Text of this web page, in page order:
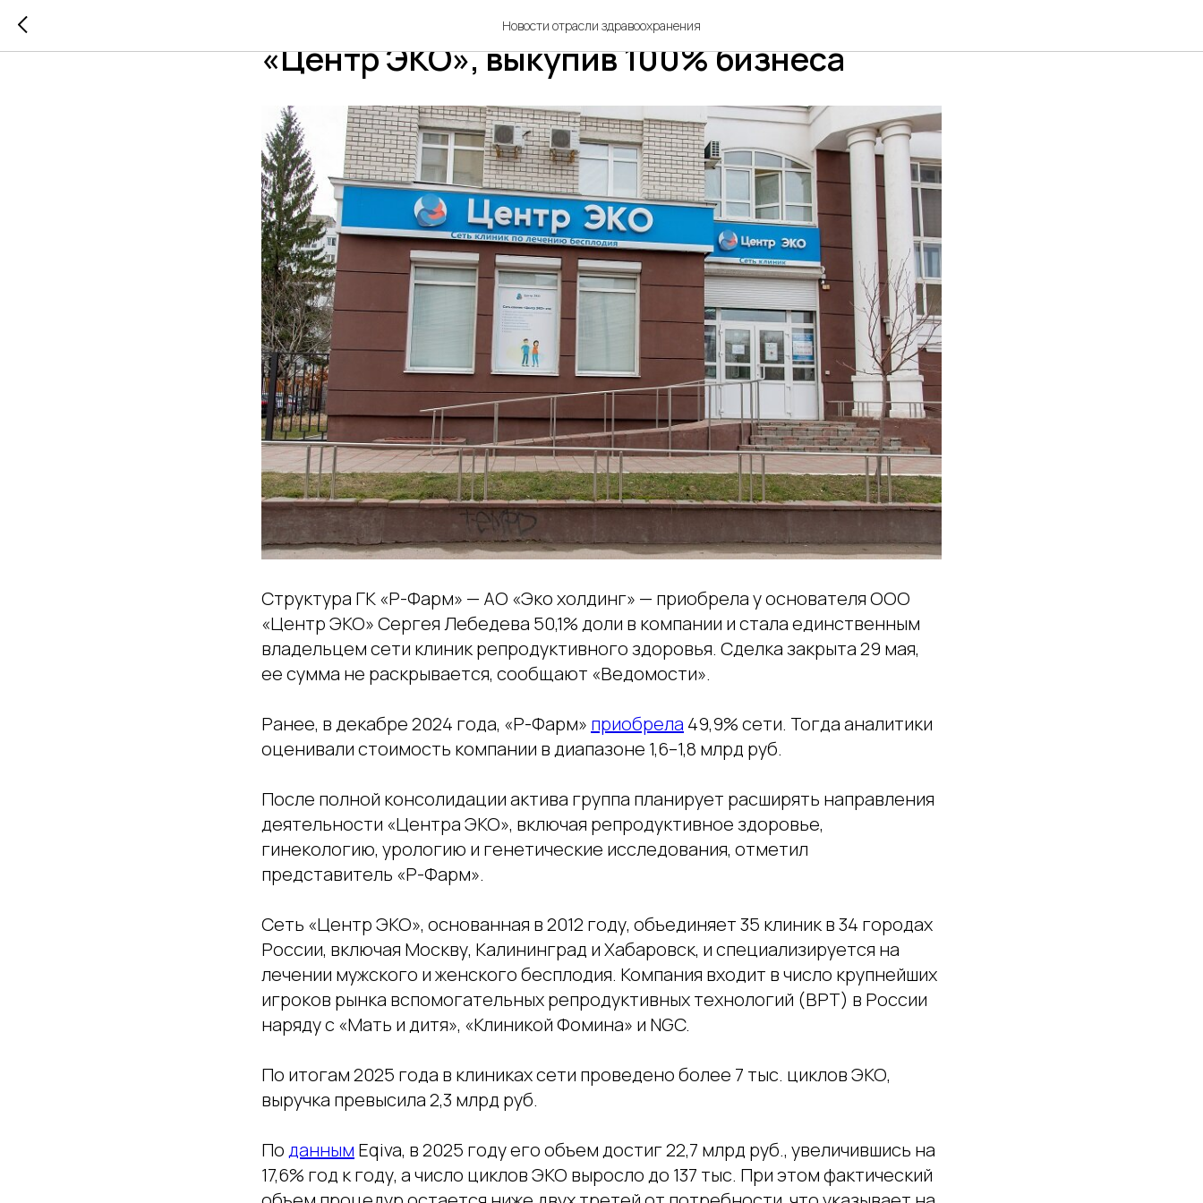
Новости отрасли здравоохранения
ГК «Р-Фарм» консолидировала сеть
«Центр ЭКО», выкупив 100% бизнеса
Структура ГК «Р-Фарм» — АО «Эко холдинг» — приобрела у основателя ООО
«Центр ЭКО» Сергея Лебедева 50,1% доли в компании и стала единственным
владельцем сети клиник репродуктивного здоровья. Сделка закрыта 29 мая,
ее сумма не раскрывается, сообщают «Ведомости».
Ранее, в декабре 2024 года, «Р-Фарм» приобрела 49,9% сети. Тогда аналитики
оценивали стоимость компании в диапазоне 1,6–1,8 млрд руб.
После полной консолидации актива группа планирует расширять направления
деятельности «Центра ЭКО», включая репродуктивное здоровье,
гинекологию, урологию и генетические исследования, отметил
представитель «Р-Фарм».
Сеть «Центр ЭКО», основанная в 2012 году, объединяет 35 клиник в 34 городах
России, включая Москву, Калининград и Хабаровск, и специализируется на
лечении мужского и женского бесплодия. Компания входит в число крупнейших
игроков рынка вспомогательных репродуктивных технологий (ВРТ) в России
наряду с «Мать и дитя», «Клиникой Фомина» и NGC.
По итогам 2025 года в клиниках сети проведено более 7 тыс. циклов ЭКО,
выручка превысила 2,3 млрд руб.
Поданным Eqiva, в 2025 году его объем достиг 22,7 млрд руб., увеличившись на
17,6% год к году, а число циклов ЭКО выросло до 137 тыс. При этом фактический